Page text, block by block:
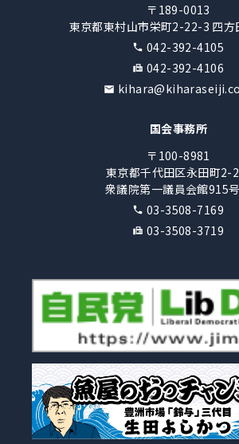
〒189-0013
東京都東村山市栄町2-22-3 四方
042-392-4105
042-392-4106
国会事務所
〒100-8981
東京都千代田区永田町2-
衆議院第一議員会館915
03-3508-7169
03-3508-3719